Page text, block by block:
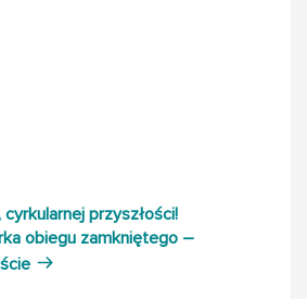
przyszłości!
obiegu zamkniętego –